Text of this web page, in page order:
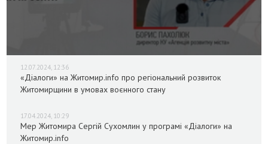
12.07.2024, 12:36
«Діалоги» на Житомир.info про регіональний розвиток
Житомирщини в умовах воєнного стану
17.04.2024, 10:29
Мер Житомира Сергій Сухомлин у програмі «Діалоги» на
Житомир.info